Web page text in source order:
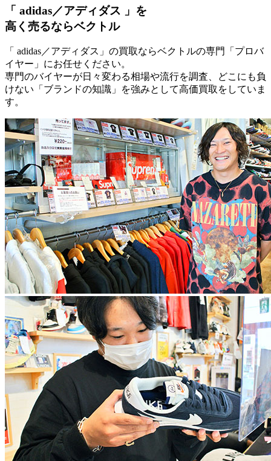
「 adidas／アディダス 」を
高く売るならベクトル
「 adidas／アディダス」の買取ならベクトルの専門「プロバ
イヤー」にお任せください。
専門のバイヤーが日々変わる相場や流行を調査、どこにも負
けない「ブランドの知識」を強みとして高価買取をしていま
す。